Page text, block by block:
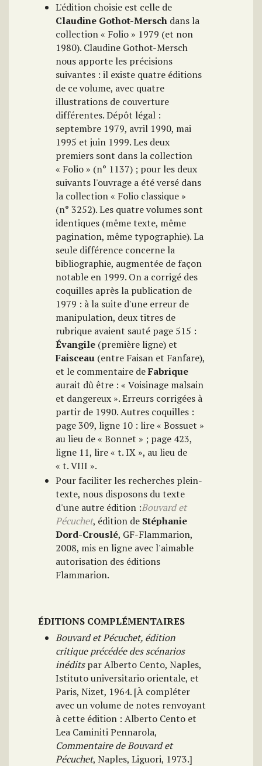
L'édition choisie est celle de
Claudine Gothot-Mersch dans la
collection « Folio » 1979 (et non
1980). Claudine Gothot-Mersch
nous apporte les précisions
suivantes : il existe quatre éditions
de ce volume, avec quatre
illustrations de couverture
différentes. Dépôt légal :
septembre 1979, avril 1990, mai
1995 et juin 1999. Les deux
premiers sont dans la collection
« Folio » (n° 1137) ; pour les deux
suivants l'ouvrage a été versé dans
la collection « Folio classique »
(n° 3252). Les quatre volumes sont
identiques (même texte, même
pagination, même typographie). La
seule différence concerne la
bibliographie, augmentée de façon
notable en 1999. On a corrigé des
coquilles après la publication de
1979 : à la suite d'une erreur de
manipulation, deux titres de
rubrique avaient sauté page 515 :
Évangile (première ligne) et
Faisceau (entre Faisan et Fanfare),
et le commentaire deFabrique
aurait dû être : « Voisinage malsain
et dangereux ». Erreurs corrigées à
partir de 1990. Autres coquilles :
page 309, ligne 10 : lire « Bossuet »
au lieu de « Bonnet » ; page 423,
ligne 11, lire « t. IX », au lieu de
« t. VIII ».
Pour faciliter les recherches plein-
texte, nous disposons du texte
d'une autre édition :Bouvard et
Pécuchet, édition de Stéphanie
Dord-Crouslé, GF-Flammarion,
2008, mis en ligne avec l'aimable
autorisation des éditions
Flammarion.
ÉDITIONS COMPLÉMENTAIRES
Bouvard et Pécuchet, édition
critique précédée des scénarios
inéditspar Alberto Cento, Naples,
Istituto universitario orientale, et
Paris, Nizet, 1964. [À compléter
avec un volume de notes renvoyant
à cette édition : Alberto Cento et
Lea Caminiti Pennarola,
Commentaire de Bouvard et
Pécuchet, Naples, Liguori, 1973.]